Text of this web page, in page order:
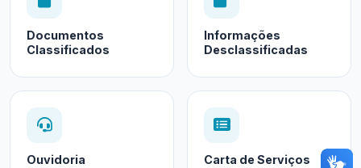
Documentos
Classificados
Informações
Desclassificadas
Ouvidoria Carta de Serviços